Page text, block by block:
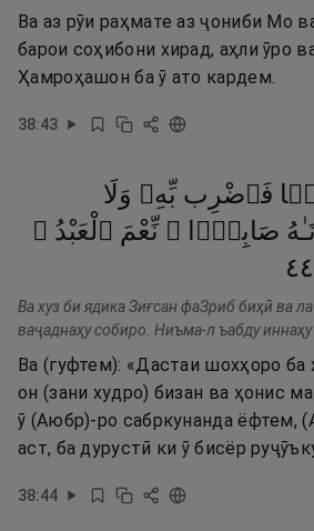
Ва аз рӯи раҳмате аз ҷониби Мо
барои соҳибони хирад, аҳли ӯро
Ҳамроҳашон ба ӯ ато кардем.
38:43
فَٱضْرِب بِّهِۦ وَلَا
صَابِرًۭا ۚ نِّعْمَ ٱلْعَبْدُ ۖ
٤٤
Ва хуз би ядика Зиғсан фаЗриб биҳӣ ва
ваҷаднаҳу собиро. Ниъма-л ъабду иннаҳу
Ва (гуфтем): «Дастаи шохҳоро ба
он (зани худро) бизан ва ҳонис
ӯ (Аюбр)-ро сабркунанда ёфтем,
аст, ба дурустӣ ки ӯ бисёр
38:44